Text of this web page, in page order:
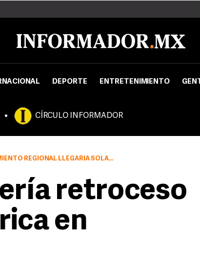
DEPORTE ENTRETENIMIENTO
CÍRCULO INFORMADOR
SOLAMENTE A ENTRE 2.0 Y 2.5 POR CIENTO
retroceso
en